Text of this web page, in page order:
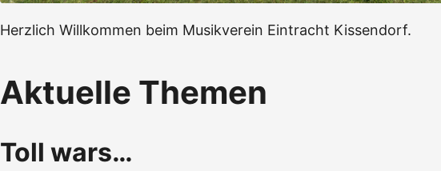
Herzlich Willkommen beim Musikverein Eintracht Kissendorf.
Aktuelle Themen
Toll wars…